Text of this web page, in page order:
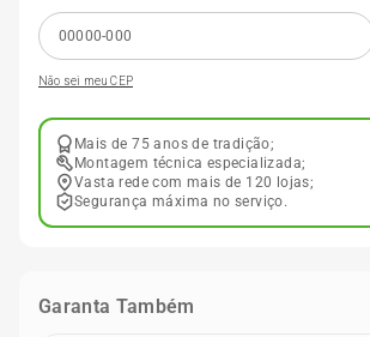
Não sei meu CEP
Mais de 75 anos de tradição;
Montagem técnica especializada;
Vasta rede com mais de 120 lojas;
Segurança máxima no serviço.
Garanta Também